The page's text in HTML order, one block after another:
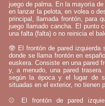
juego de palma. En la mayoría
en lanzar la pelota, en volea o
principal, llamada frontón, para
juego llamado cancha. El punto
una falta (falta) o no reinicia el
🤓 El frontón de pared izquierda
donde se llama frontón en
euskera. Consiste en una pared
y, a menudo, una pared
según la época y el lugar de
situadas en el exterior, no tienen
⚾ El frontón de pared